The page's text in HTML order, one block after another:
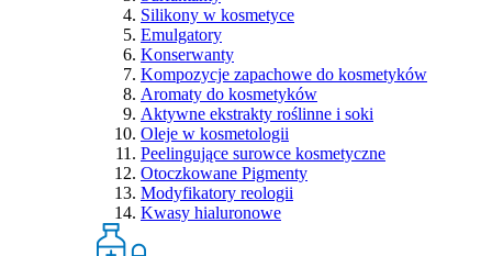
Silikony w kosmetyce
Emulgatory
Konserwanty
Kompozycje zapachowe do kosmetyków
Aromaty do kosmetyków
Aktywne ekstrakty roślinne i soki
Oleje w kosmetologii
Peelingujące surowce kosmetyczne
Otoczkowane Pigmenty
Modyfikatory reologii
Kwasy hialuronowe